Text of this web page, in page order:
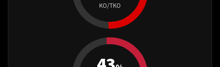
KO/TKO